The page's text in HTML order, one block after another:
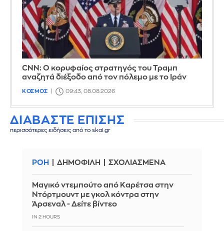
CNN: Ο κορυφαίος στρατηγός του Τραμπ
αναζητά διέξοδο από τον πόλεμο με το Ιράν
ΚΟΣΜΟΣ 09:43, 08.08.2026
ΔΙΑΒΑΣΤΕ ΕΠΙΣΗΣ
περισσότερες ειδήσεις από το skai.gr
ΡΟΗ ΔΗΜΟΦΙΛΗ ΣΧΟΛΙΑΣΜΕΝΑ
Μαγικό ντεμπούτο από Καρέτσα στην
Ντόρτμουντ με γκολ κόντρα στην
Άρσεναλ - Δείτε βίντεο
IN 2 HOURS